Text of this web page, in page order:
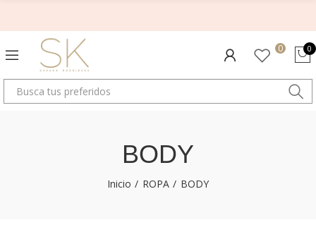
0 0
BODY
Inicio ROPA BODY